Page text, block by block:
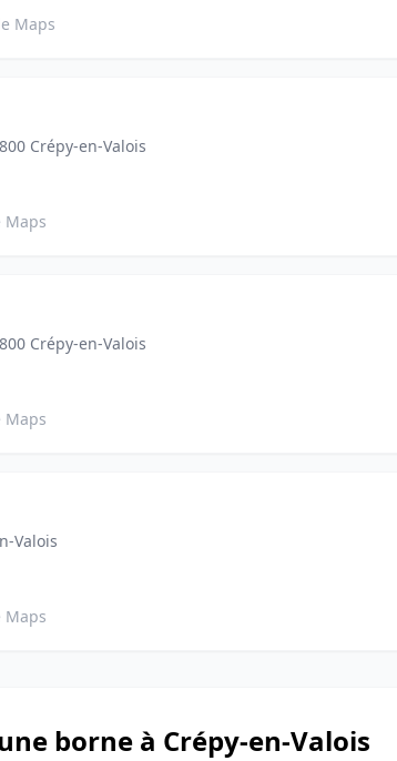
Maps
Crépy-en-Valois
Maps
Crépy-en-Valois
Maps
Valois
Maps
borne à Crépy-en-Valois